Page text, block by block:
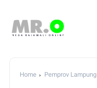
Home Pemprov Lampung